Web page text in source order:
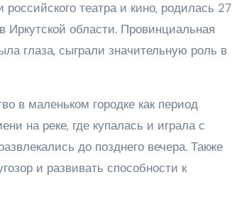
театра и кино, родилась 27
Иркутской области. Провинциальная
глаза, сыграли значительную роль в
в маленьком городке как период
на реке, где купалась и играла с
до позднего вечера. Также
и развивать способности к